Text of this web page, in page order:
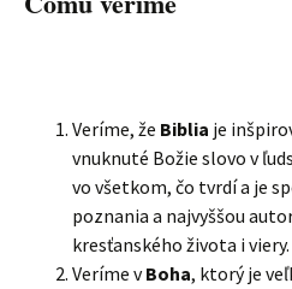
Veríme, že Biblia je
vnuknuté Božie slovo v
vo všetkom, čo tvrdí a je
poznania a najvyššou
kresťanského života i viery.
Veríme vBoha, ktorý je